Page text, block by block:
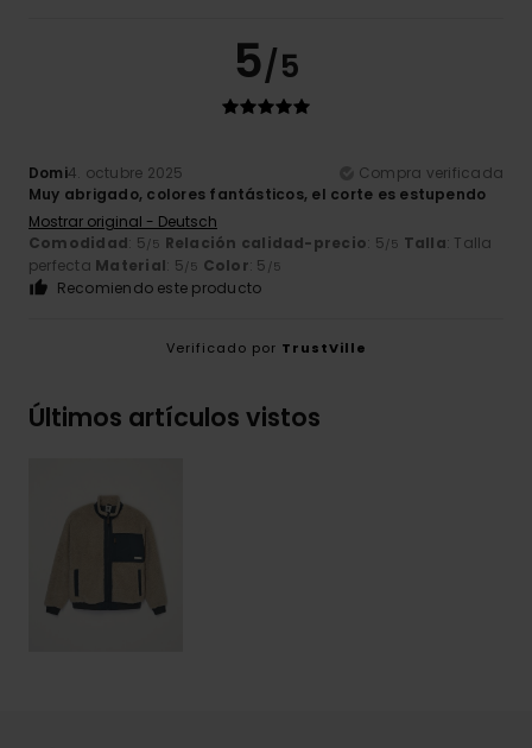
5/5
Domi4. octubre 2025
Compra verificada
Muy abrigado, colores fantásticos, el corte es estupendo
Mostrar original - Deutsch
Comodidad: 5/5 Relación calidad-precio: 5/5 Talla: Talla
perfecta Material: 5/5 Color: 5 /5
Recomiendo este producto
Verificado por TrustVille
Últimos artículos vistos